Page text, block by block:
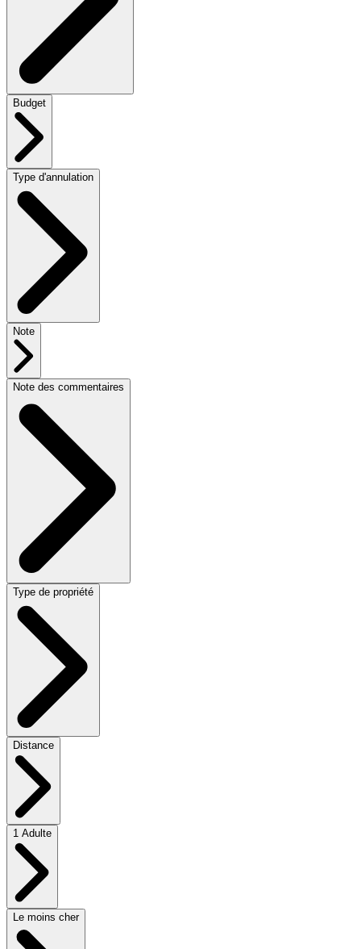
Budget
Type d'annulation
Note
Note des commentaires
Type de propriété
Distance
1 Adulte
Le moins cher